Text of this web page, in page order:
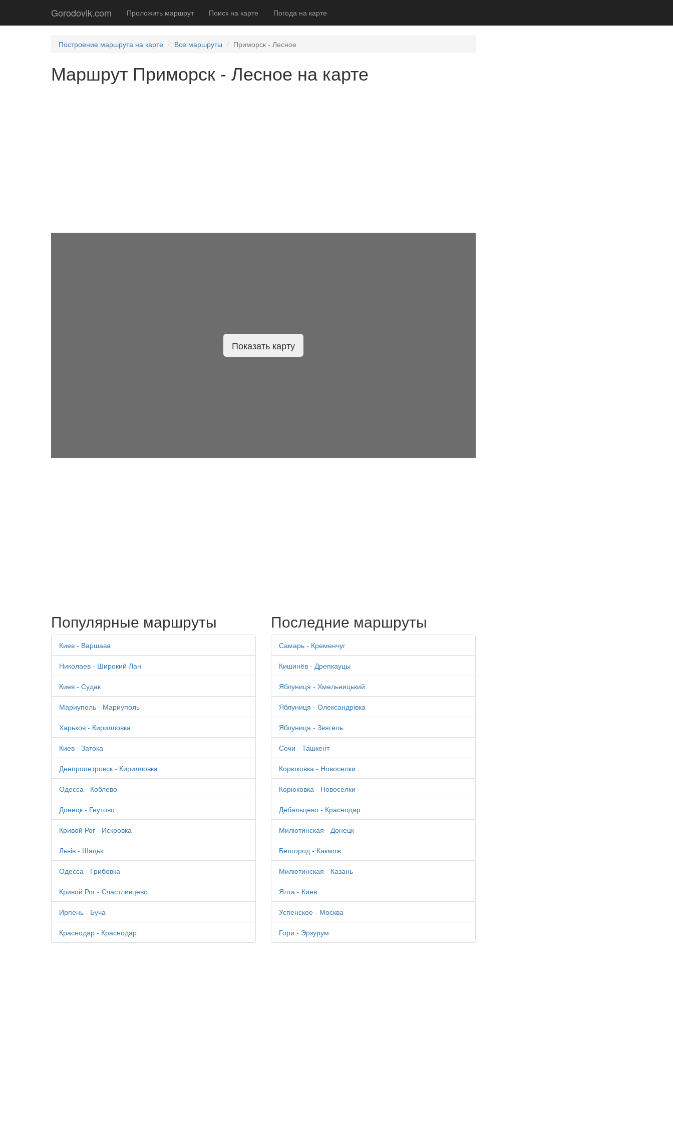
Gorodovik.com Проложить маршрут Поиск на карте Погода на карте
Построение маршрута на карте Все маршруты Приморск - Лесное
Маршрут Приморск - Лесное на карте
Популярные маршруты
Киев - Варшава
Николаев - Широкий Лан
Киев - Судак
Мариуполь - Мариуполь
Харьков - Кирилловка
Киев - Затока
Днепропетровск - Кирилловка
Одесса - Коблево
Донецк - Гнутово
Кривой Рог - Искровка
Львів - Шацьк
Одесса - Грибовка
Кривой Рог - Счастливцево
Ирпень - Буча
Краснодар - Краснодар
Последние маршруты
Самарь - Кременчуг
Кишинёв - Дрепкауцы
Яблуниця - Хмельницький
Яблуниця - Олександрівка
Яблуниця - Звягель
Сочи - Ташкент
Корюковка - Новоселки
Корюковка - Новоселки
Дебальцево - Краснодар
Милютинская - Донецк
Белгород - Какмож
Милютинская - Казань
Ялта - Киев
Успенское - Москва
Гори - Эрзурум